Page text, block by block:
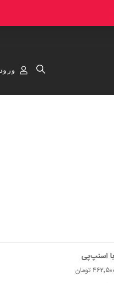
ورود
اسنپ‌پی